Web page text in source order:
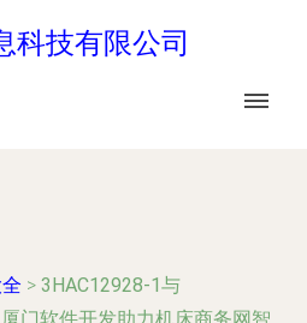
科技有限公司
> 3HAC12928-1与